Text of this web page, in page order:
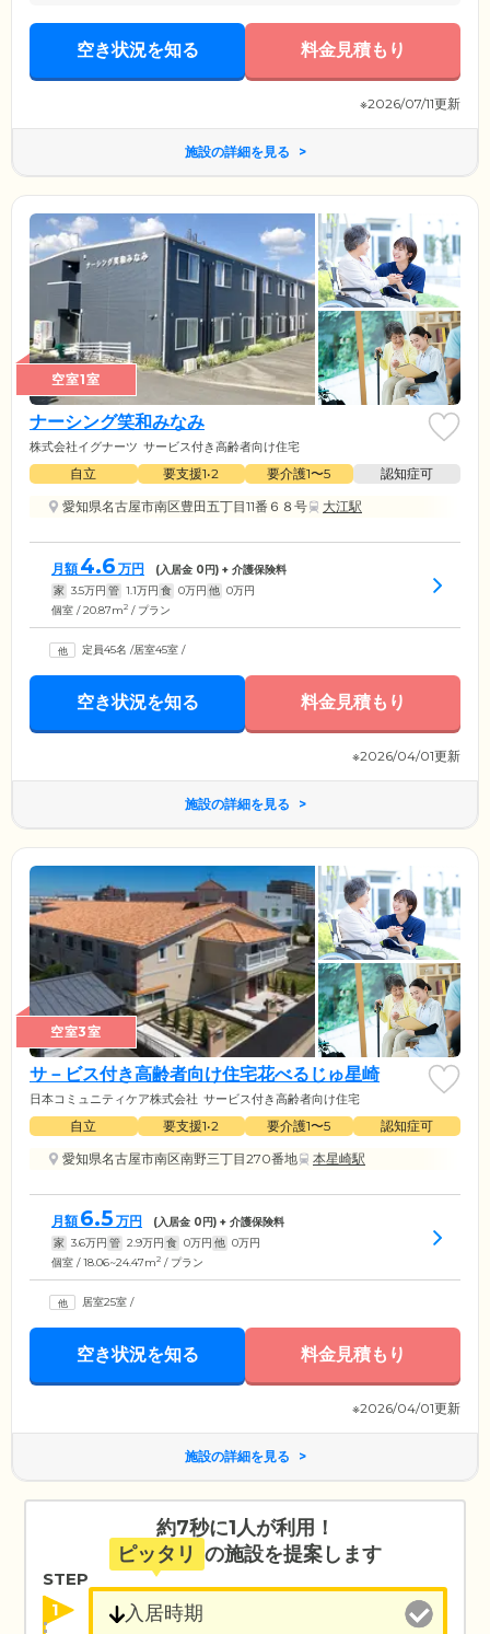
空き状況を知る 料金見積もり
※2026/07/11更新
施設の詳細を見る
空室1室
ナーシング笑和みなみ
株式会社イグナーツ サービス付き高齢者向け住宅
自立 要支援1•2 要介護1〜5
認知症可
愛知県名古屋市南区豊田五丁目11番６８号
大江駅
月額 4.6 万円 (入居金 0円) + 介護保険料
家 3.5万円 管 1.1万円 食 0万円 他 0万円
個室 / 20.87m2 / プラン
定員45名 /居室45室 /
空き状況を知る 料金見積もり
※2026/04/01更新
施設の詳細を見る
空室3室
サ－ビス付き高齢者向け住宅花べるじゅ星崎
日本コミュニティケア株式会社 サービス付き高齢者向け住宅
自立 要支援1•2 要介護1〜5
認知症可
愛知県名古屋市南区南野三丁目270番地
本星崎駅
月額 6.5 万円 (入居金 0円) + 介護保険料
家 3.6万円 管 2.9万円 食 0万円 他 0万円
個室 / 18.06~24.47m2 / プラン
居室25室 /
空き状況を知る 料金見積もり
※2026/04/01更新
施設の詳細を見る
約7秒に1人が利用！
ピッタリ の施設を提案します
STEP
1